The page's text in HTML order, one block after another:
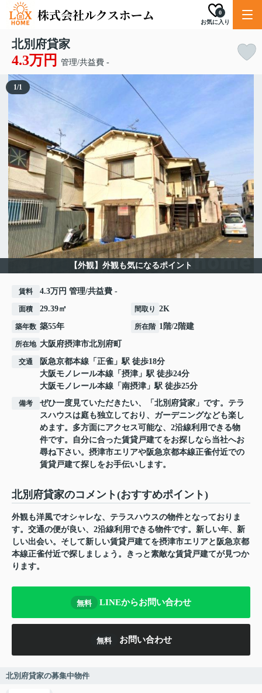
お気に入り
0
北別府貸家
4.3万円 管理/共益費 -
【外観】外観も気になるポイント
1/1
賃料 4.3万円 管理/共益費 -
面積 29.39㎡ 間取り 2K
築年数 築55年 所在階 1階/2階建
所在地 大阪府摂津市北別府町
交通 阪急京都本線 「 正雀 」駅 徒歩18分
大阪モノレール本線 「 摂津 」駅 徒歩24分
大阪モノレール本線 「 南摂津 」駅 徒歩25分
備考
ぜひ一度見ていただきたい、「北別府貸家」です。テラ
スハウスは庭も独立しており、ガーデニングなども楽し
めます。多方面にアクセス可能な、2沿線利用できる物
件です。自分に合った賃貸戸建てをお探しなら当社へお
尋ね下さい。摂津市エリアや阪急京都本線正雀付近での
賃貸戸建て探しをお手伝いします。
北別府貸家のコメント(おすすめポイント)
外観も洋風でオシャレな、テラスハウスの物件となっておりま
す。交通の便が良い、2沿線利用できる物件です。新しい年、新
しい出会い。そして新しい賃貸戸建てを摂津市エリアと阪急京都
本線正雀付近で探しましょう。きっと素敵な賃貸戸建てが見つか
ります。
無料 LINEからお問い合わせ
無料 お問い合わせ
北別府貸家の募集中物件